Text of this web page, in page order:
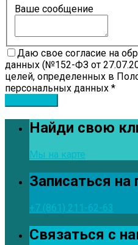
Ваше сообщение
Даю свое согласие на
данных (№152-ФЗ от
целей, определенных в
персональных данных *
Найди свою
Мы на карте
Записаться на
+7 (861) 211-62-63
Связаться с